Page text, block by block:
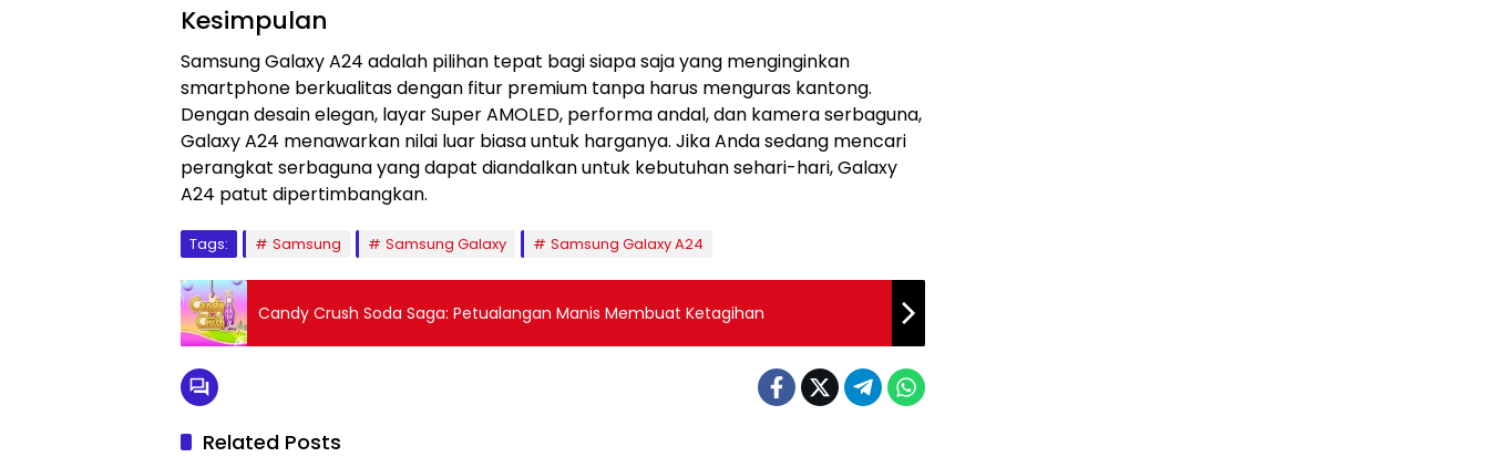
Kesimpulan
Samsung Galaxy A24 adalah pilihan tepat bagi siapa saja yang menginginkan
smartphone berkualitas dengan fitur premium tanpa harus menguras kantong.
Dengan desain elegan, layar Super AMOLED, performa andal, dan kamera serbaguna,
Galaxy A24 menawarkan nilai luar biasa untuk harganya. Jika Anda sedang mencari
perangkat serbaguna yang dapat diandalkan untuk kebutuhan sehari-hari, Galaxy
A24 patut dipertimbangkan.
Tags: Samsung Samsung Galaxy Samsung Galaxy A24
Candy Crush Soda Saga: Petualangan Manis Membuat Ketagihan
Related Posts